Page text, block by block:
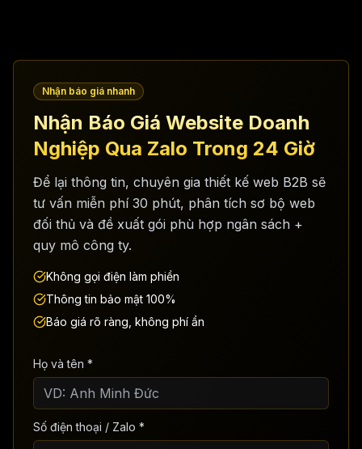
Nhận báo giá nhanh
Nhận Báo Giá Website Doanh
Nghiệp Qua Zalo Trong 24 Giờ
Để lại thông tin, chuyên gia thiết kế web B2B sẽ
tư vấn miễn phí 30 phút, phân tích sơ bộ web
đối thủ và đề xuất gói phù hợp ngân sách +
quy mô công ty.
Không gọi điện làm phiền
Thông tin bảo mật 100%
Báo giá rõ ràng, không phí ẩn
Họ và tên *
Số điện thoại / Zalo *